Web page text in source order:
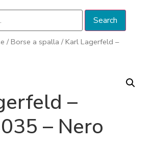
Search
/ Borse a spalla / Karl Lagerfeld –
–
– Nero